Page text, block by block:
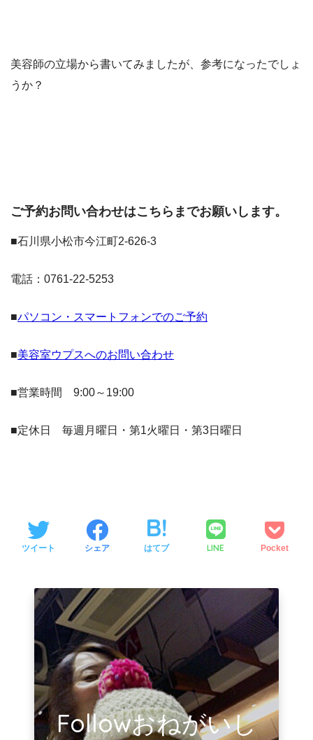
美容師の立場から書いてみましたが、参考になったでしょ
うか？
ご予約お問い合わせはこちらまでお願いします。
■石川県小松市今江町2-626-3
電話：0761-22-5253
■パソコン・スマートフォンでのご予約
■美容室ウプスへのお問い合わせ
■営業時間 9:00～19:00
■定休日 毎週月曜日・第1火曜日・第3日曜日
ツイート シェア はてブ LINE Pocket
Followおねがいし